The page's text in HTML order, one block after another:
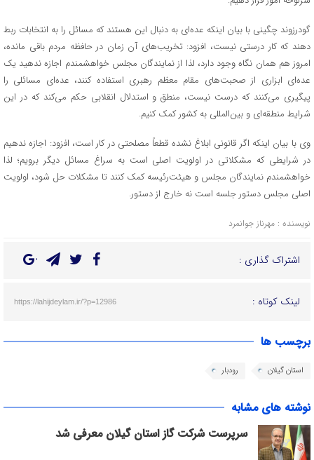
گودرزوند چگینی با بیان اینکه عده‌ای به دنبال این هستند که مسائل را به انتخابات ربط
دهند که کار درستی نیست، افزود: تخریب‌های آن زمان در حافظه مردم باقی مانده،
امروز هم همان نگاه وجود دارد، لذا از نمایندگان مجلس خواهشمندم اجازه ندهید یک
عده‌ای ابزاری از صحبت‌های مقام معظم رهبری استفاده کنند، عده‌ای مسائلی را
پیگیری می‌کنند که درست نیست، منطق و استدلال انقلابی حکم می‌کند که در این
شرایط منطقه‌ای و بین‌المللی به کشور کمک کنیم.
وی با بیان اینکه اگر قانونی ابلاغ نشده قطعاً مصلحتی در کار است، افزود: اجازه ندهیم
در شرایطی که مشکلاتی در اولویت اصلی است به سراغ مسائل دیگر برویم؛ لذا
خواهشمندم نمایندگان مجلس و هیئت‌رئیسه کمک کنند تا مشکلات حل شود، اولویت
اصلی مجلس دستور جلسه است نه خارج از دستور.
نویسنده : مهرناز جوانمرد
اشتراک گذاری :
لینک کوتاه : https://lahijdeylam.ir/?p=12986
برچسب ها
استان گیلان رودبار
نوشته های مشابه
سرپرست شرکت گاز استان گیلان معرفی شد